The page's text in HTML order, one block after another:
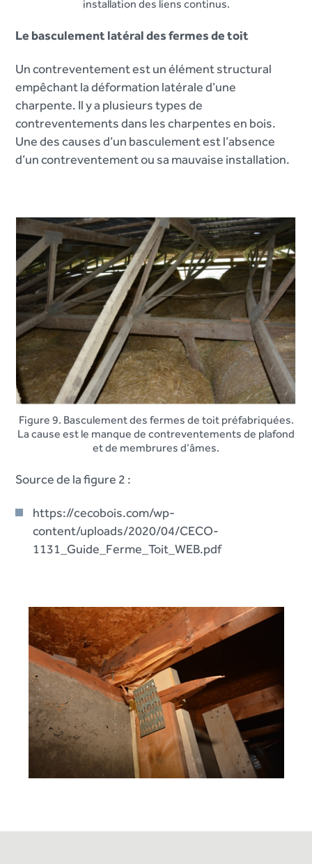
installation des liens continus.
Le basculement latéral des fermes de toit
Un contreventement est un élément structural
empêchant la déformation latérale d’une
charpente. Il y a plusieurs types de
contreventements dans les charpentes en bois.
Une des causes d’un basculement est l’absence
d’un contreventement ou sa mauvaise installation.
Figure 9. Basculement des fermes de toit préfabriquées.
La cause est le manque de contreventements de plafond
et de membrures d’âmes.
Source de la figure 2 :
https://cecobois.com/wp-
content/uploads/2020/04/CECO-
1131_Guide_Ferme_Toit_WEB.pdf